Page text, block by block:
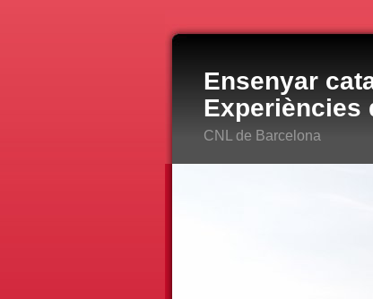
Ensenyar
Experiències
CNL de Barcelona